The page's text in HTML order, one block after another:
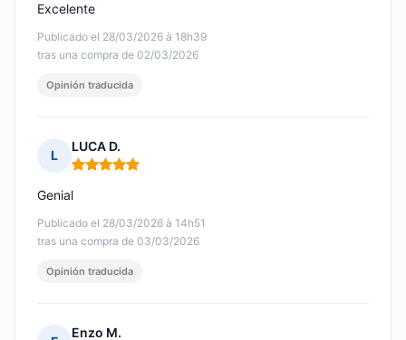
Publicado el 28/03/2026 à 18h39
tras una compra de 02/03/2026
Excelente
Opinión traducida
L
LUCA D.
Nota: 5 de 5
Publicado el 28/03/2026 à 14h51
tras una compra de 03/03/2026
Genial
Opinión traducida
Enzo M.